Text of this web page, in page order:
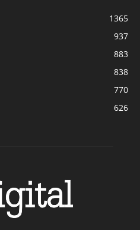
1365
937
883
838
770
626